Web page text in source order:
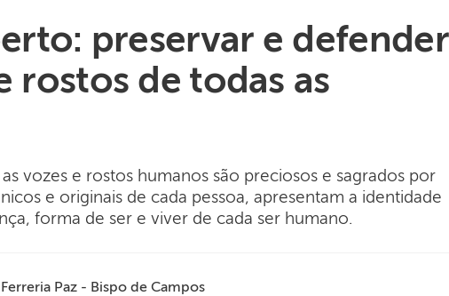
preservar e defender
rostos de todas as
vozes e rostos humanos são preciosos e sagrados por
e originais de cada pessoa, apresentam a identidade
forma de ser e viver de cada ser humano.
Paz - Bispo de Campos